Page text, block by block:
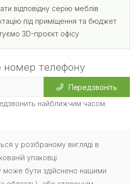
відповідну серію меблів
під приміщення та бюджет
3D-проєкт офісу
номер телефону
Передзвоніть
найближчим часом.
у розібраному вигляді в
упаковці.
може бути здійснено нашими